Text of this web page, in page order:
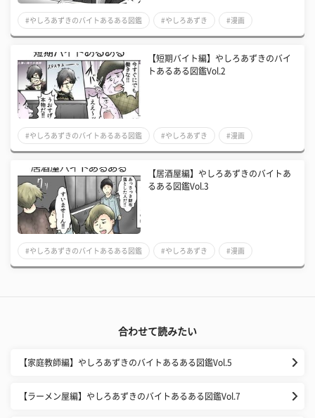
#やしろあずきのバイトあるある図鑑 #やしろあずき #漫画
【短期バイト編】やしろあずきのバイ
トあるある図鑑Vol.2
#やしろあずきのバイトあるある図鑑 #やしろあずき #漫画
【居酒屋編】やしろあずきのバイトあ
るある図鑑Vol.3
#やしろあずきのバイトあるある図鑑 #やしろあずき #漫画
合わせて読みたい
【家庭教師編】やしろあずきのバイトあるある図鑑Vol.5
【ラーメン屋編】やしろあずきのバイトあるある図鑑Vol.7